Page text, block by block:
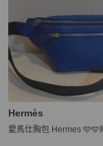
Hermès
愛馬仕胸包 Hermes 🩵🩵